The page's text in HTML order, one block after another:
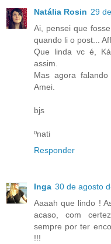
Natália Rosin 29
Ai, pensei que
quando li o post...
Que linda vc é,
assim.
Mas agora
Amei.
bjs
ºnati
Responder
Inga 30 de agosto
Aaaah que lindo !
acaso, com
sempre por ter
!!!